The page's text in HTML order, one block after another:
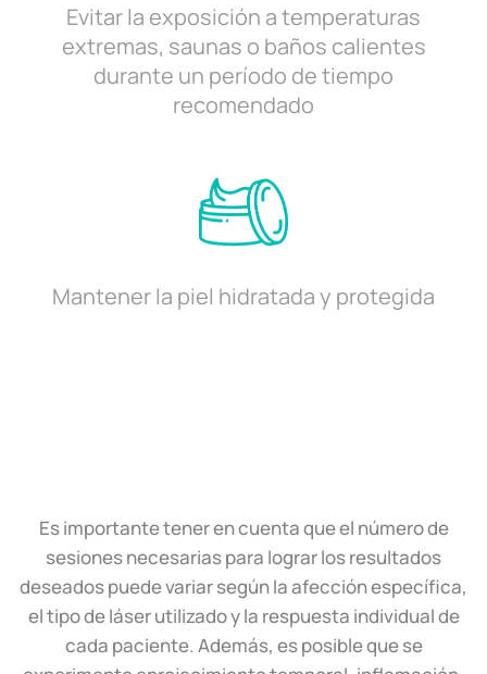
Evitar la exposición a temperaturas
extremas, saunas o baños calientes
durante un período de tiempo
recomendado
Mantener la piel hidratada y protegida
Es importante tener en cuenta que el número de
sesiones necesarias para lograr los resultados
deseados puede variar según la afección específica,
el tipo de láser utilizado y la respuesta individual de
cada paciente. Además, es posible que se